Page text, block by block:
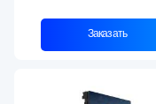
Заказать